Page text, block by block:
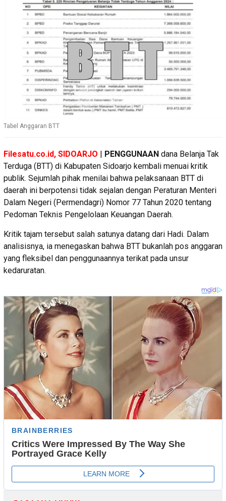
Tabel Anggaran BTT
Filesatu.co.id, SIDOARJO PENGGUNAAN dana Belanja Tak
Terduga (BTT) di Kabupaten Sidoarjo kembali menuai kritik
publik. Sejumlah pihak menilai bahwa pelaksanaan BTT di
daerah ini berpotensi tidak sejalan dengan Peraturan Menteri
Dalam Negeri (Permendagri) Nomor 77 Tahun 2020 tentang
Pedoman Teknis Pengelolaan Keuangan Daerah.
Kritik tajam tersebut salah satunya datang dari Hadi. Dalam
analisisnya, ia menegaskan bahwa BTT bukanlah pos anggaran
yang fleksibel dan penggunaannya terikat pada unsur
kedaruratan.